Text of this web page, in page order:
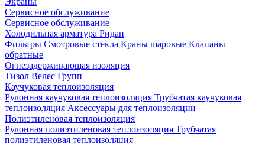
Сервисное обслуживание
Сервисное обслуживание
Холодильная арматура Ридан
Фильтры Смотровые стекла Краны шаровые Клапаны
обратные
Огнезадерживающая изоляция
Тизол Велес Групп
Каучуковая теплоизоляция
Рулонная каучуковая теплоизоляция Трубчатая каучуковая
теплоизоляция Аксессуары для теплоизоляции
Полиэтиленовая теплоизоляция
Рулонная полиэтиленовая теплоизоляция Трубчатая
полиэтиленовая теплоизоляция